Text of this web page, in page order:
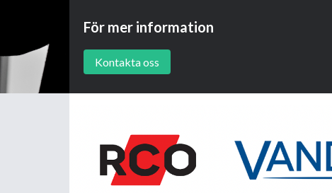
För mer information
Kontakta oss